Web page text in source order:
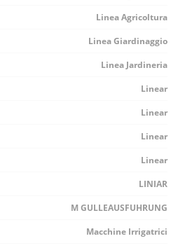
Linea Agricoltura
Linea Giardinaggio
Linea Jardineria
Linear
Linear
Linear
Linear
LINIAR
M GULLEAUSFUHRUNG
Macchine Irrigatrici